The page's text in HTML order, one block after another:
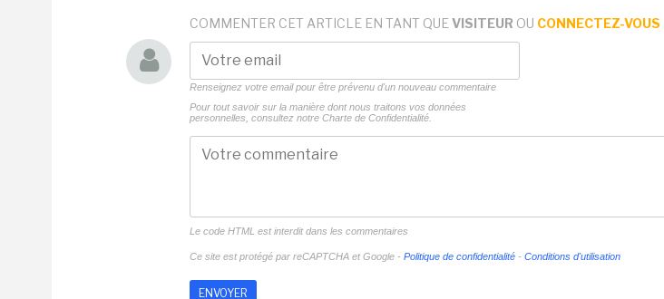
COMMENTER CET ARTICLE EN TANT QUE VISITEUR OU CONNECTEZ-VOUS
Renseignez votre email pour être prévenu d'un nouveau commentaire
Pour tout savoir sur la manière dont nous traitons vos données
personnelles, consultez notre Charte de Confidentialité.
Le code HTML est interdit dans les commentaires
Ce site est protégé par reCAPTCHA et Google - Politique de confidentialité - Conditions d'utilisation